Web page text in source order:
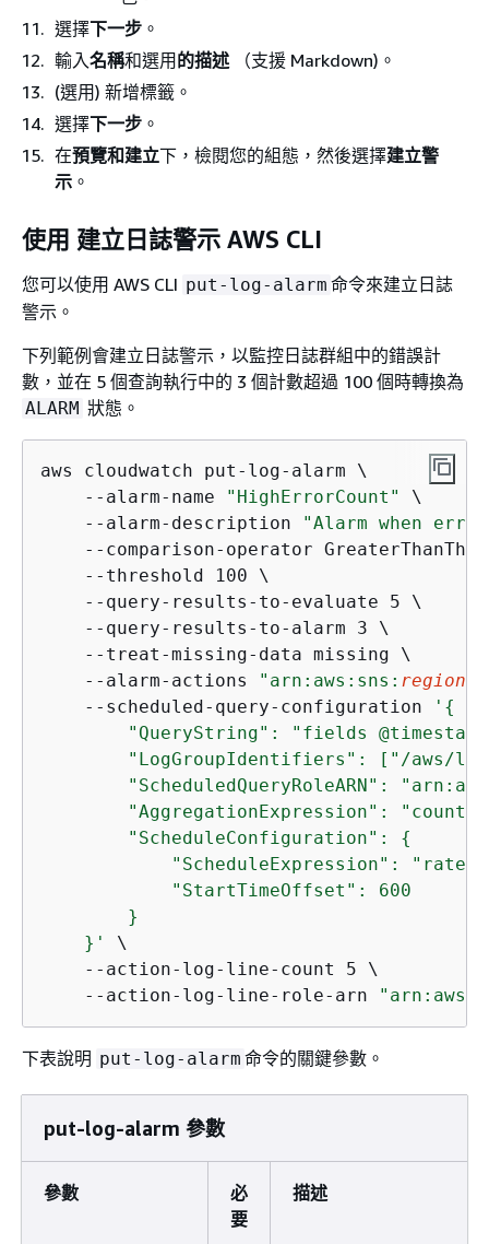
選擇下一步 。
輸入名稱和選用 的描述 （支援 Markdown)。
(選用) 新增標籤。
選擇下一步 。
在預覽和建立下，檢閱您的組態，然後選擇建立警
示 。
使用 建立日誌警示 AWS CLI
您可以使用 AWS CLI put-log-alarm 命令來建立日誌
警示。
下列範例會建立日誌警示，以監控日誌群組中的錯誤計
數，並在 5 個查詢執行中的 3 個計數超過 100 個時轉換為
ALARM 狀態。
aws cloudwatch put-log-alarm \
    --alarm-name
"HighErrorCount"
\
    --alarm-description
"Alarm when
--comparison-operator
    --threshold 100 \
    --query-results-to-evaluate 5 \
    --query-results-to-alarm 3 \
    --treat-missing-data missing \
    --alarm-actions
"arn:aws:sns: region
    --scheduled-query-configuration
' {
"QueryString": "fields
"LogGroupIdentifiers": ["/aws/
"ScheduledQueryRoleARN":
"AggregationExpression":
        "ScheduleConfiguration":
{
"ScheduleExpression":
            "StartTimeOffset": 600
        }
    }'
\
    --action-log-line-count 5 \
    --action-log-line-role-arn
下表說明 put-log-alarm 命令的關鍵參數。
put-log-alarm 參數
參數
必
要
描述